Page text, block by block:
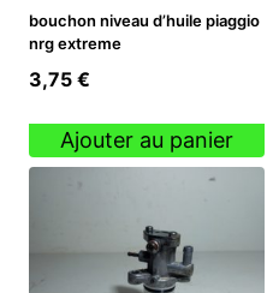
bouchon niveau d’huile piaggio
nrg extreme
3,75 €
Ajouter au panier